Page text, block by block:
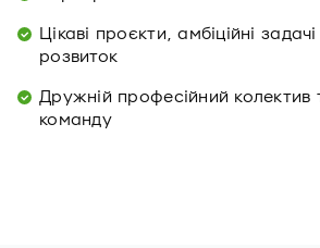
Цікаві проєкти, амбіційні
розвиток
Дружній професійний колектив
команду